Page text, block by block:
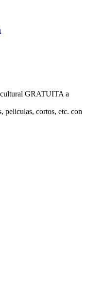
GRATUITA a
peliculas, cortos, etc. con